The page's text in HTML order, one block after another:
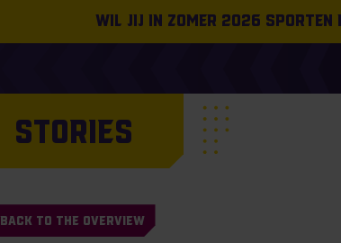
Wil jij in zomer 2026 sporten
STORIES
BACK TO THE OVERVIEW